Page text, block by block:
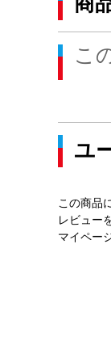
こ
ユ
この商品
レビュー
マイペー